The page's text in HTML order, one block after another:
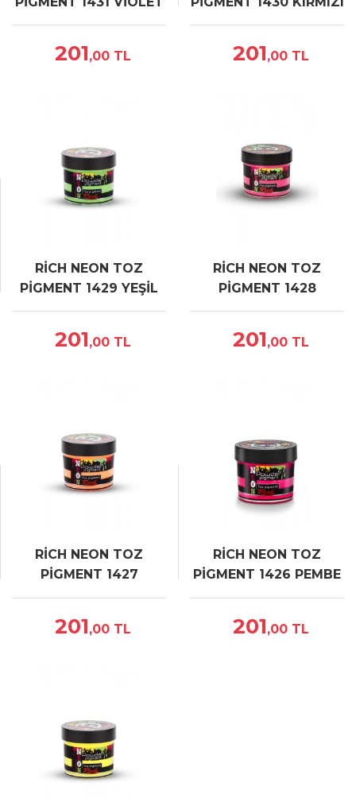
60 cc
201,00 TL
60 cc
201,00 TL
RİCH NEON TOZ
PİGMENT 1429 YEŞİL
60 cc
201,00 TL
RİCH NEON TOZ
PİGMENT 1428
MAGENTA 60 cc
201,00 TL
RİCH NEON TOZ
PİGMENT 1427
TURUNCU 60 cc
201,00 TL
RİCH NEON TOZ
PİGMENT 1426 PEMBE
60 cc
201,00 TL